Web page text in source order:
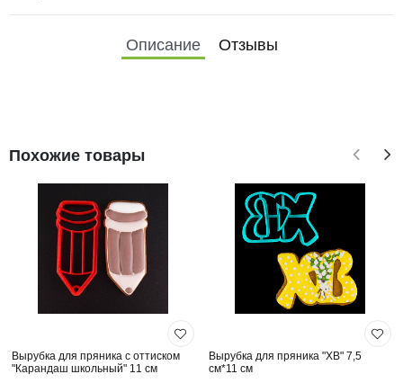
Описание Отзывы
Похожие товары
Вырубка для пряника с оттиском
"Карандаш школьный" 11 см
Вырубка для пряника "ХВ" 7,5
см*11 см